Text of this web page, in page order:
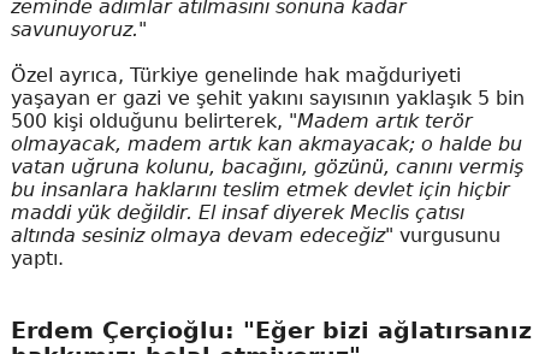
zeminde adımlar atılmasını sonuna kadar
savunuyoruz."
Özel ayrıca, Türkiye genelinde hak mağduriyeti
yaşayan er gazi ve şehit yakını sayısının yaklaşık 5 bin
500 kişi olduğunu belirterek, "Madem artık terör
olmayacak, madem artık kan akmayacak; o halde bu
vatan uğruna kolunu, bacağını, gözünü, canını vermiş
bu insanlara haklarını teslim etmek devlet için hiçbir
maddi yük değildir. El insaf diyerek Meclis çatısı
altında sesiniz olmaya devam edeceğiz" vurgusunu
yaptı.
Erdem Çerçioğlu: "Eğer bizi ağlatırsanız